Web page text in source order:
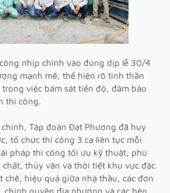
nhịp chính vào đúng dịp lễ 30/4
mạnh mẽ, thể hiện rõ tinh thần
việc bám sát tiến độ, đảm bảo
thi công.
Tập đoàn Đạt Phương đã huy
tổ chức thi công 3 ca liên tục mỗi
pháp thi công tối ưu kỹ thuật, phù
thủy văn và thời tiết khu vực đặc
chẽ, hiệu quả giữa nhà thầu, các đơn